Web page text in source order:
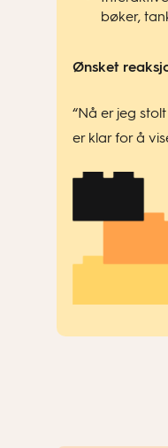
bøker,
Ønsket
“Nå er jeg
er klar for å